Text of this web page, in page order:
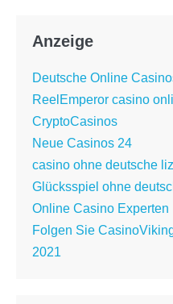
Anzeige
Deutsche Online
ReelEmperor casino
CryptoCasinos
Neue Casinos 24
casino ohne deutsche
Glücksspiel ohne
Online Casino Experten
Folgen Sie
2021